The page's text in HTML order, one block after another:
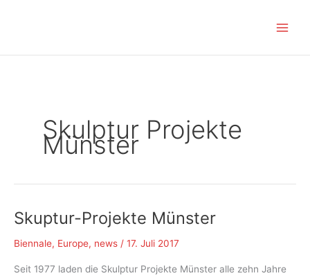
Skulptur Projekte
Münster
Skuptur-Projekte Münster
Biennale, Europe, news / 17. Juli 2017
Seit 1977 laden die Skulptur Projekte Münster alle zehn Jahre